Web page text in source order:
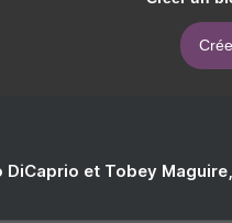
DiCaprio et Tobey